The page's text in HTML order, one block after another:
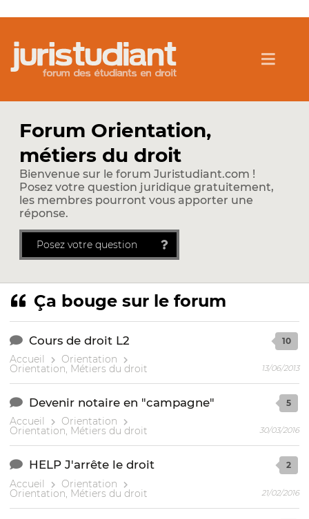
Forum Orientation,
métiers du droit
Bienvenue sur le forum Juristudiant.com !
Posez votre question juridique gratuitement,
les membres pourront vous apporter une
réponse.
Posez votre question
Ça bouge sur le forum
Cours de droit L2
Accueil Orientation
Orientation, Métiers du droit
10
13/06/2013
Devenir notaire en "campagne"
Accueil Orientation
Orientation, Métiers du droit
5
30/03/2016
HELP J'arrête le droit
Accueil Orientation
Orientation, Métiers du droit
2
21/02/2016